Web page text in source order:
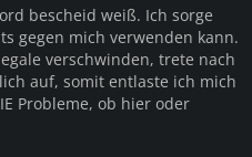
bescheid weiß. Ich sorge
gegen mich verwenden kann.
verschwinden, trete nach
auf, somit entlaste ich mich
Probleme, ob hier oder